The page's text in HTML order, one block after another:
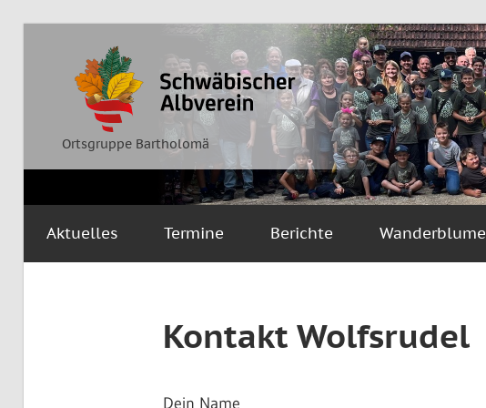
springen
Ortsgruppe Bartholomä
Schwäbischer
Albverein
Ortsgruppe
Bartholomä
Aktuelles Termine Berichte Wanderblume
Kontakt Wolfsrudel
Dein Name